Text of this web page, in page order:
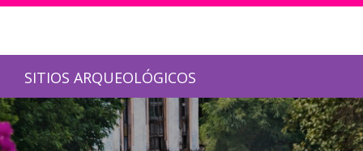
SITIOS ARQUEOLÓGICOS